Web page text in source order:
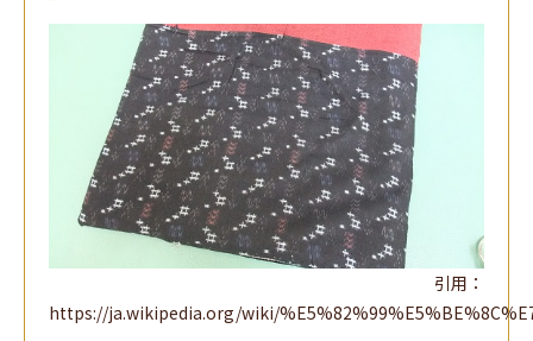
引用：
https://ja.wikipedia.org/wiki/